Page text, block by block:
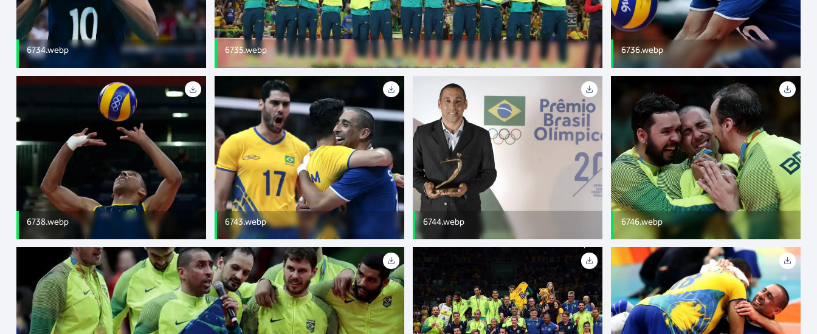
6734.webp 6735.webp 6736.webp
6738.webp 6743.webp 6744.webp 6746.webp